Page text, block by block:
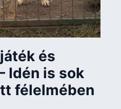
és
Idén is sok
félelmében